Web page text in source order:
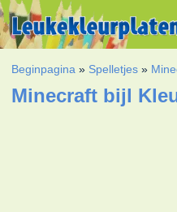
Beginpagina » Spelletjes »
Minecraft bijl